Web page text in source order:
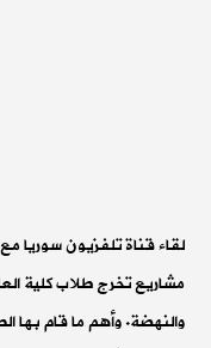
لقاء قناة تلفزيون سوريا
مشاريع تخرج طلاب كلية
والنهضة. وأهم ما قام بها